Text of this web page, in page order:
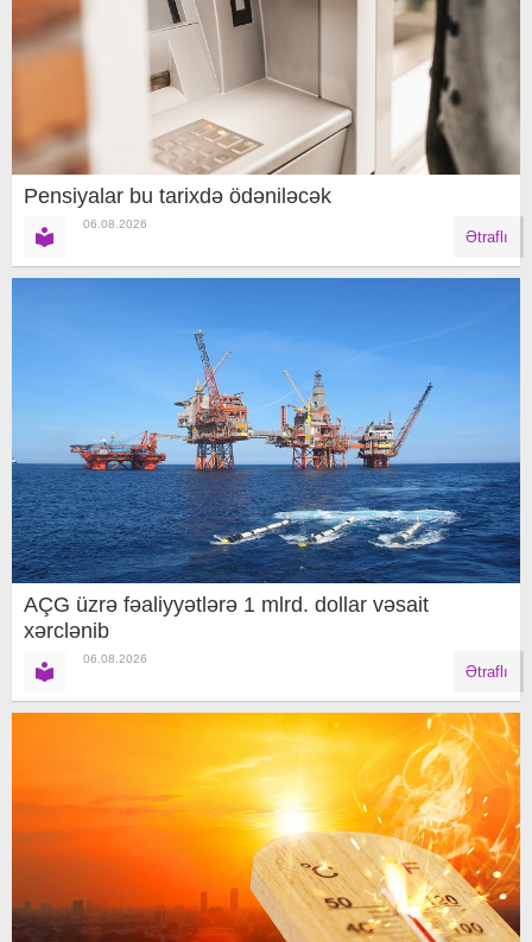
Pensiyalar bu tarixdə ödəniləcək
06.08.2026
Ətraflı
AÇG üzrə fəaliyyətlərə 1 mlrd. dollar vəsait
xərclənib
06.08.2026
Ətraflı